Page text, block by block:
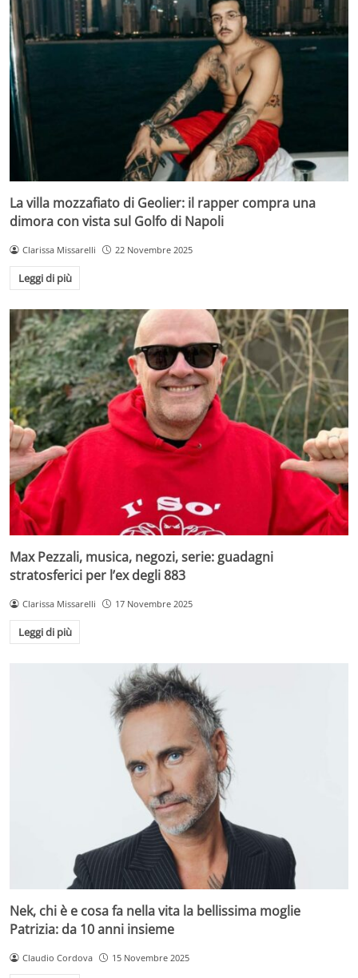
La villa mozzafiato di Geolier: il rapper compra una
dimora con vista sul Golfo di Napoli
Clarissa Missarelli 22 Novembre 2025
Leggi di più
Max Pezzali, musica, negozi, serie: guadagni
stratosferici per l’ex degli 883
Clarissa Missarelli 17 Novembre 2025
Leggi di più
Nek, chi è e cosa fa nella vita la bellissima moglie
Patrizia: da 10 anni insieme
Claudio Cordova 15 Novembre 2025